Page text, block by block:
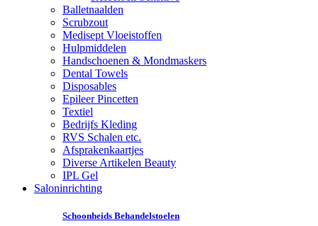
Balletnaalden
Scrubzout
Medisept Vloeistoffen
Hulpmiddelen
Handschoenen & Mondmaskers
Dental Towels
Disposables
Epileer Pincetten
Textiel
Bedrijfs Kleding
RVS Schalen etc.
Afsprakenkaartjes
Diverse Artikelen Beauty
IPL Gel
Saloninrichting
Schoonheids Behandelstoelen